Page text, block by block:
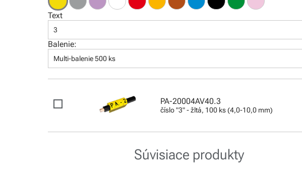
Text
3
Balenie:
Multi-balenie 500 ks
PA-20004AV40.3
číslo "3" - žltá, 100 ks (4,0-10,0 mm)
Súvisiace produkty